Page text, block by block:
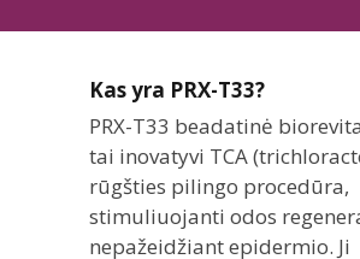
Kas yra PRX-T33?
PRX-T33 beadatinė
tai inovatyvi TCA
rūgšties pilingo procedūra,
stimuliuojanti odos
nepažeidžiant epidermio. Ji